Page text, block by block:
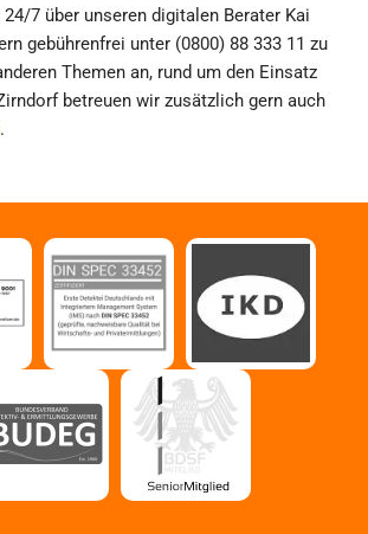
7 über unseren digitalen Berater Kai
gebührenfrei unter (0800) 88 333 11 zu
Themen an, rund um den Einsatz
betreuen wir zusätzlich gern auch
.